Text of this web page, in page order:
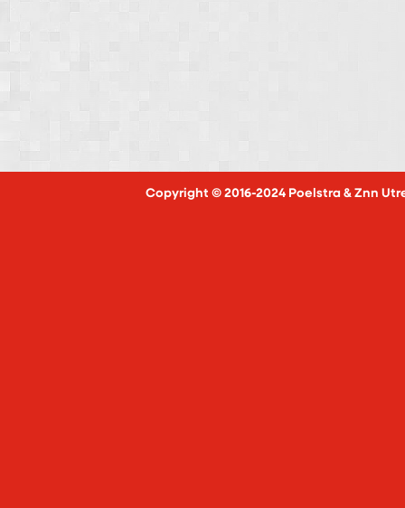
Copyright © 2016-2024 Poelstra & Znn